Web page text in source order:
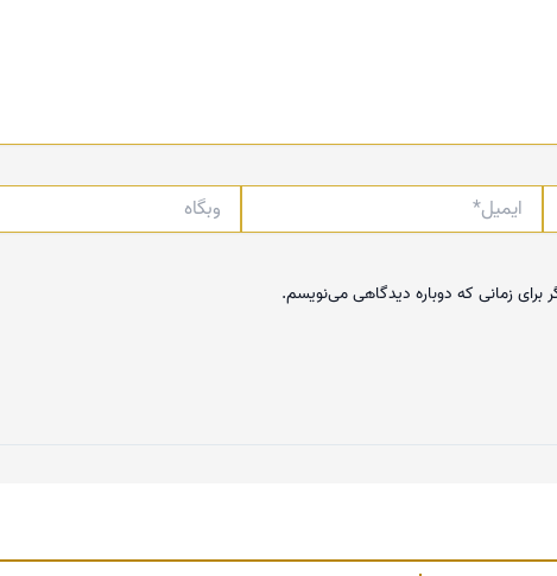
ایمیل* وبگاه
برای زمانی که دوباره دیدگاهی می‌نویسم.